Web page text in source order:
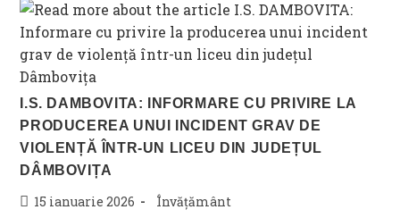
I.S. DAMBOVITA: INFORMARE CU PRIVIRE LA
PRODUCEREA UNUI INCIDENT GRAV DE
VIOLENȚĂ ÎNTR-UN LICEU DIN JUDEȚUL
DÂMBOVIȚA
Post15 ianuarie 2026
Post
Învățământ